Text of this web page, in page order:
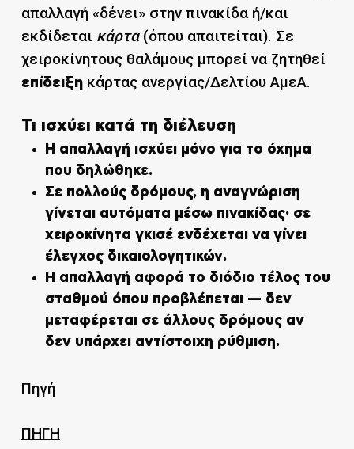
απαλλαγή «δένει» στην πινακίδα ή/και
εκδίδεται κάρτα(όπου απαιτείται). Σε
χειροκίνητους θαλάμους μπορεί να ζητηθεί
επίδειξηκάρτας ανεργίας/Δελτίου ΑμεΑ.
Τι ισχύει κατά τη διέλευση
Η απαλλαγή ισχύει μόνο για το όχημα
που δηλώθηκε.
Σε πολλούς δρόμους, η αναγνώριση
γίνεται αυτόματα μέσω πινακίδας· σε
χειροκίνητα γκισέ ενδέχεται να γίνει
έλεγχος δικαιολογητικών.
Η απαλλαγή αφορά το διόδιο τέλοςτου
σταθμού όπου προβλέπεται — δεν
μεταφέρεται σε άλλους δρόμους αν
δεν υπάρχει αντίστοιχη ρύθμιση.
Πηγή
ΠΗΓΗ